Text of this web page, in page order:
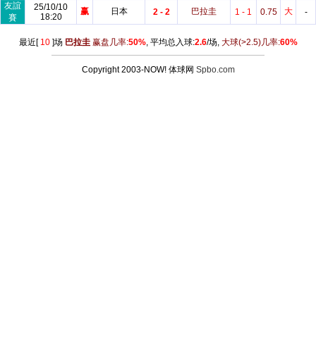
友誼
賽
25/10/10
18:20
赢 日本 2 - 2 巴拉圭 1 - 1 0.75 大 -
最近[ 10]场 巴拉圭赢盘几率:50%, 平均总入球:2.6/场, 大球(>2.5)几率:60%
Copyright 2003-NOW! 体球网 Spbo.com